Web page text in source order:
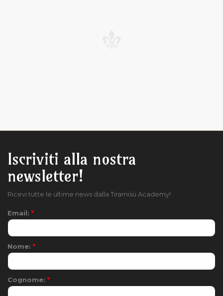
Iscriviti alla nostra
newsletter!
Ricevi tutte le ultime news dalla Tiramisù Academy!
Email: *
Nome: *
Cognome: *